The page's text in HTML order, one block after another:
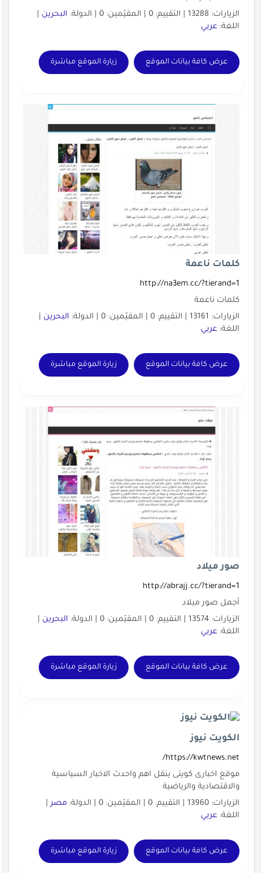
الزيارات: 13288 | التقييم: 0 | المقيّمين: 0 | الدولة:
البحرين|
اللغة: عربي
عرض كافة بيانات الموقع زيارة الموقع مباشرة
كلمات ناعمة
http://na3em.cc/?tierand=1
كلمات ناعمة
الزيارات: 13161 | التقييم: 0 | المقيّمين: 0 | الدولة:
البحرين|
اللغة: عربي
عرض كافة بيانات الموقع زيارة الموقع مباشرة
صور ميلاد
http://abrajj.cc/?tierand=1
أجمل صور ميلاد
الزيارات: 13574 | التقييم: 0 | المقيّمين: 0 | الدولة:
البحرين|
اللغة: عربي
عرض كافة بيانات الموقع زيارة الموقع مباشرة
الكويت نيوز
https://kwtnews.net/
موقع اخبارى كويتى ينقل اهم واحدث الاخبار السياسية
والاقتصادية والرياضية
الزيارات: 13960 | التقييم: 0 | المقيّمين: 0 | الدولة:
مصر|
اللغة: عربي
عرض كافة بيانات الموقع زيارة الموقع مباشرة